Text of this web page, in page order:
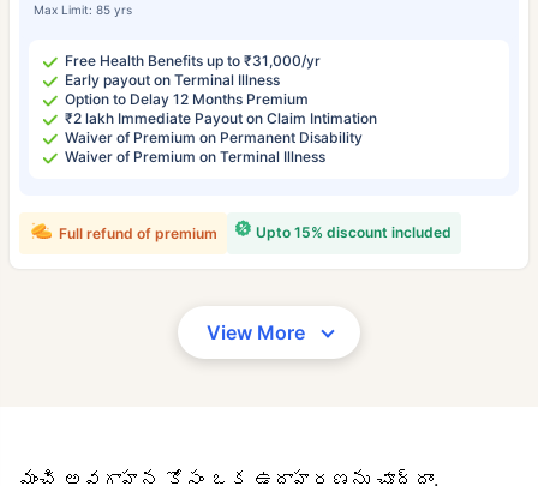
Max Limit: 85 yrs
Free Health Benefits up to ₹31,000/yr
Early payout on Terminal Illness
Option to Delay 12 Months Premium
₹2 lakh Immediate Payout on Claim Intimation
Waiver of Premium on Permanent Disability
Waiver of Premium on Terminal Illness
Upto 15% discount included
Full refund of premium
View More
మంచి అవగాహన కోసం ఒక ఉదాహరణను చూద్దాం.